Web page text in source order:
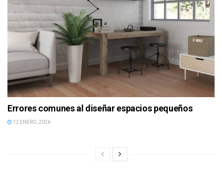
Errores comunes al diseñar espacios pequeños
12 ENERO, 2026